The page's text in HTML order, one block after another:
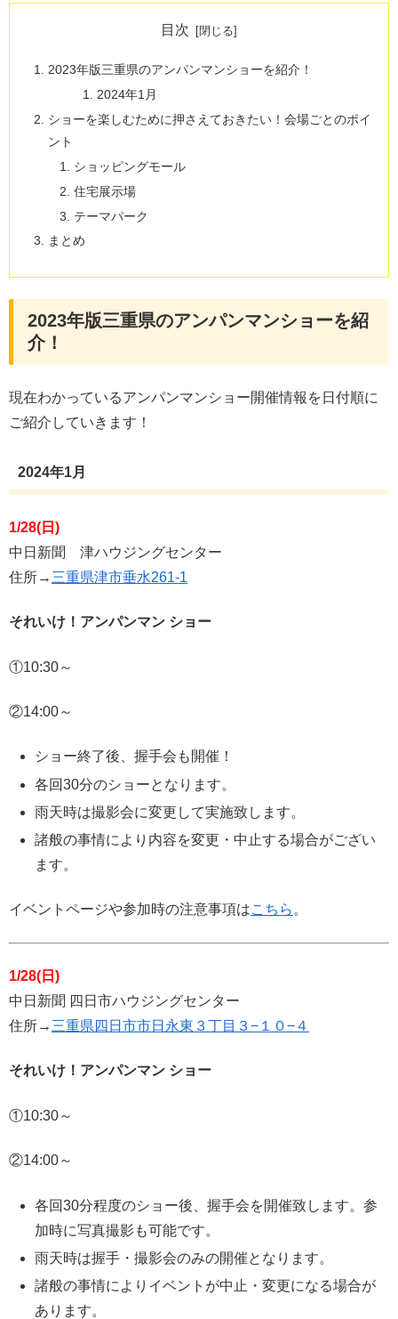
目次
2023年版三重県のアンパンマンショーを紹介！
2024年1月
ショーを楽しむために押さえておきたい！会場ごとのポイ
ント
ショッピングモール
住宅展示場
テーマパーク
まとめ
2023年版三重県のアンパンマンショーを紹
介！
現在わかっているアンパンマンショー開催情報を日付順に
ご紹介していきます！
2024年1月
1/28(日)
中日新聞 津ハウジングセンター
住所→ 三重県津市垂水261-1
それいけ！アンパンマン ショー
①10:30～
②14:00～
ショー終了後、握手会も開催！
各回30分のショーとなります。
雨天時は撮影会に変更して実施致します。
諸般の事情により内容を変更・中止する場合がござい
ます。
イベントページや参加時の注意事項はこちら 。
1/28(日)
中日新聞 四日市ハウジングセンター
住所→ 三重県四日市市日永東３丁目３−１０−４
それいけ！アンパンマン ショー
①10:30～
②14:00～
各回30分程度のショー後、握手会を開催致します。参
加時に写真撮影も可能です。
雨天時は握手・撮影会のみの開催となります。
諸般の事情によりイベントが中止・変更になる場合が
あります。